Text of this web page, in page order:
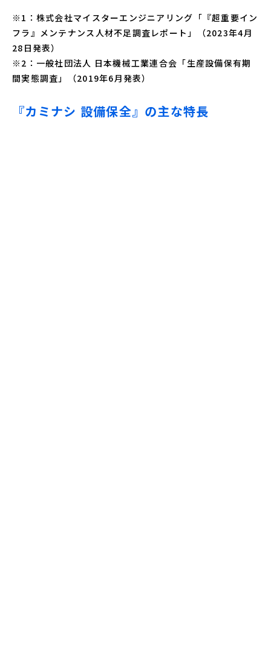
※1：株式会社マイスターエンジニアリング「『超重要イン
フラ』メンテナンス人材不足調査レポート」（2023年4月
28日発表）
※2：一般社団法人 日本機械工業連合会「生産設備保有期
間実態調査」（2019年6月発表）
『カミナシ 設備保全』の主な特長